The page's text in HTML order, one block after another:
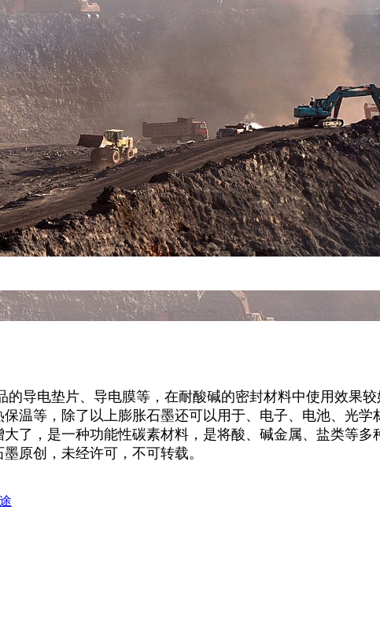
电垫片、导电膜等，在耐酸碱的密封材料中使用效果较
等，除了以上膨胀石墨还可以用于、电子、电池、光学
，是一种功能性碳素材料，是将酸、碱金属、盐类等多
创，未经许可，不可转载。